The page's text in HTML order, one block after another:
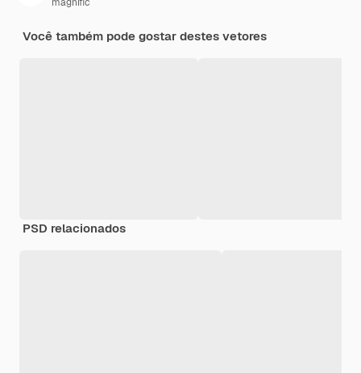
Você também pode gostar destes vetores
PSD relacionados